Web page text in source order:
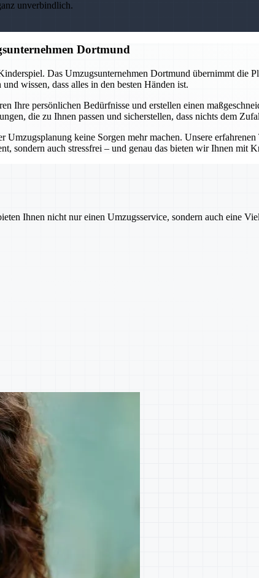
unverbindlich.
Dortmund
Das Umzugsunternehmen Dortmund übernimmt die
wissen, dass alles in den besten Händen ist.
Ihre persönlichen Bedürfnisse und erstellen einen
die zu Ihnen passen und sicherstellen, dass nichts dem
keine Sorgen mehr machen. Unsere
sondern auch stressfrei – und genau das bieten wir Ihnen mit
Ihnen nicht nur einen Umzugsservice, sondern auch eine